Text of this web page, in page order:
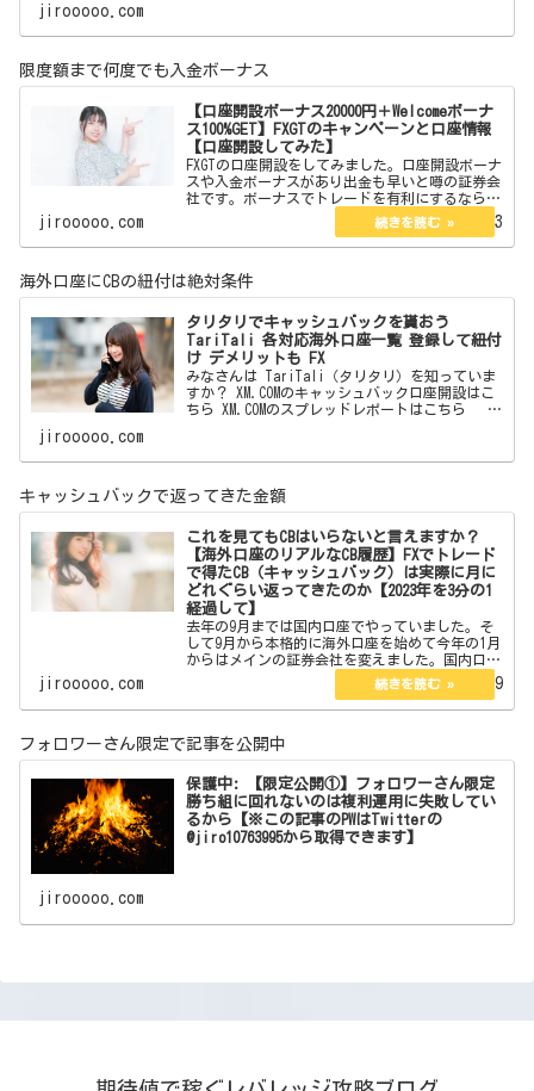
す。 【簡単
jirooooo.com
限度額まで何度でも入金ボーナス
【口座開設ボーナス20000円＋Welcomeボーナ
ス100%GET】FXGTのキャンペーンと口座情報
【口座開設してみた】
FXGTの口座開設をしてみました。口座開設ボーナ
スや入金ボーナスがあり出金も早いと噂の証券会
社です。ボーナスでトレードを有利にするなら。
ここからFXGTのサイトに飛べます 【口座
開設ボーナス20000円＋Welcomeボーナス10…
jirooooo.com 2023.02.13
海外口座にCBの紐付は絶対条件
タリタリでキャッシュバックを貰おう
TariTali 各対応海外口座一覧 登録して紐付
け デメリットも FX
みなさんは TariTali（タリタリ）を知っていま
すか？ XM.COMのキャッシュバック口座開設はこ
ちら XM.COMのスプレッドレポートはこちら
jirooooo.com
キャッシュバックで返ってきた金額
これを見てもCBはいらないと言えますか？
【海外口座のリアルなCB履歴】FXでトレード
で得たCB（キャッシュバック）は実際に月に
どれぐらい返ってきたのか【2023年を3分の1
経過して】
去年の9月までは国内口座でやっていました。そ
して9月から本格的に海外口座を始めて今年の1月
からはメインの証券会社を変えました。国内口座
の時は海外口座のようなCBの仕組みはなくyjfxの
ようにPayPayが後から返ってくるものは利用して
いまし…
jirooooo.com 2023.04.29
フォロワーさん限定で記事を公開中
保護中: 【限定公開①】フォロワーさん限定
勝ち組に回れないのは複利運用に失敗してい
るから【※この記事のPWはTwitterの
@jiro10763995から取得できます】
jirooooo.com